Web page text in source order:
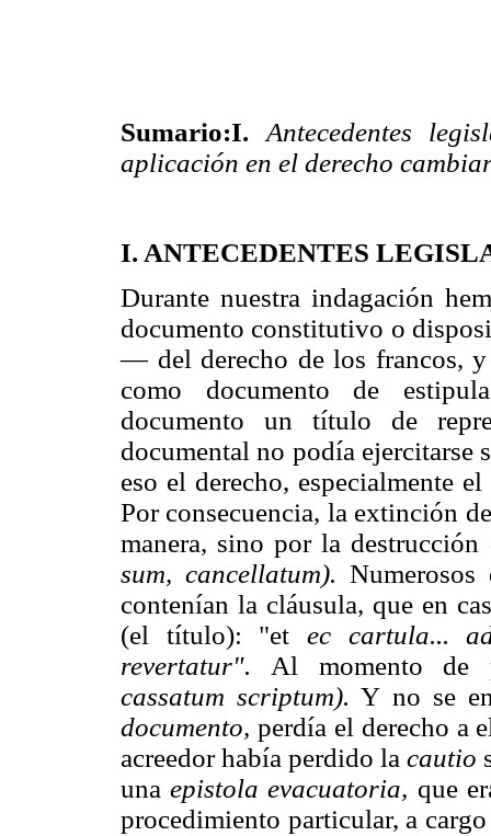
Sumario:I.
Antecedentes
aplicación en el derecho
I. ANTECEDENTES
Durante nuestra indagación
documento constitutivo o
— del derecho de los francos,
como documento de
documento un título de
documental no podía ejercitarse
eso el derecho, especialmente
Por consecuencia, la extinción
manera, sino por la
sum, cancellatum).
contenían la cláusula, que en
(el título): "et ec cartula...
revertatur". Al momento
cassatum scriptum). Y no se
documento, perdía el derecho a
acreedor había perdido la cautio
unaepistola evacuatoria, que
procedimiento particular, a